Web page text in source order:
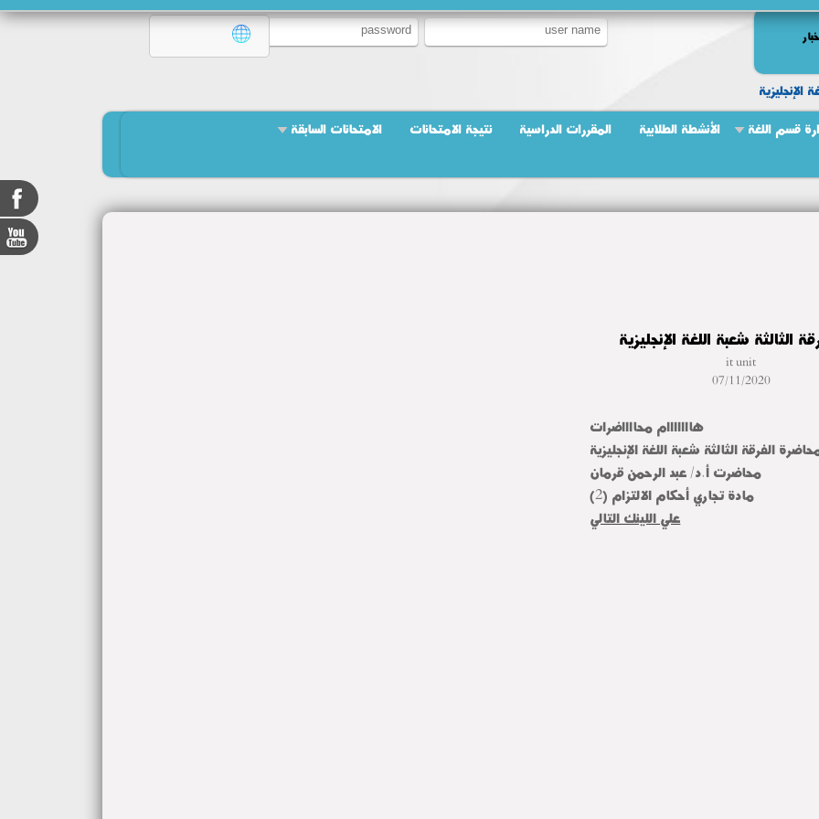
الإنجليزية
قسم اللغة
الأنشطة الطلابية المقررات الدراسية نتيجة الامتحانات الامتحانات السابقة
الثالثة شعبة اللغة الإنجليزية
it unit
07/11/2020
هااااااام محااااضرات
الفرقة الثالثة شعبة اللغة الإنجليزية
محاضرت أ.د/ عبد الرحمن قرمان
مادة تجاري أحكام الالتزام (2)
علي اللينك التالي